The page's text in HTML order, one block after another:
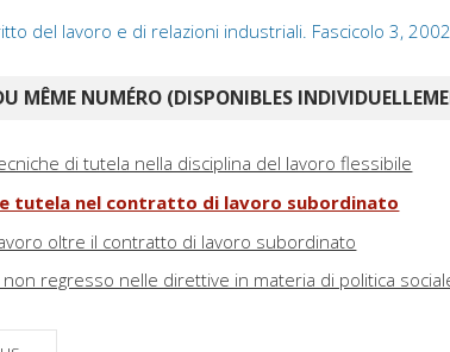
del lavoro e di relazioni industriali. Fascicolo 3, 2002
MÊME NUMÉRO (DISPONIBLES
di tutela nella disciplina del lavoro flessibile
tutela nel contratto di lavoro subordinato
oltre il contratto di lavoro subordinato
non regresso nelle direttive in materia di politica